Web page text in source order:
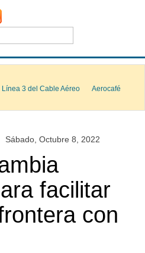
Línea 3 del Cable Aéreo
Aerocafé
Sábado, Octubre 8, 2022
facilitar
con